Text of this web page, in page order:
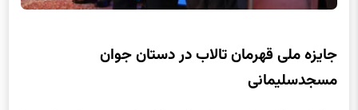
جایزه ملی قهرمان تالاب در دستان جوان
مسجدسلیمانی